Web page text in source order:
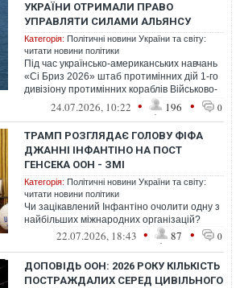
УКРАЇНИ ОТРИМАЛИ ПРАВО
УПРАВЛЯТИ СИЛАМИ АЛЬЯНСУ
Категорія: Політичні новини України та світу:
читати новини політики
Під час українсько-американських навчань
«Сі Бриз 2026» штаб протимінних дій 1-го
дивізіону протимінних кораблів Військово-
Морських Сил ЗС України усп...
24.07.2026, 10:22 • 196 • 0
ТРАМП РОЗГЛЯДАЄ ГОЛОВУ ФІФА
ДЖАННІ ІНФАНТІНО НА ПОСТ
ГЕНСЕКА ООН - ЗМІ
Категорія: Політичні новини України та світу:
читати новини політики
Чи зацікавлений Інфантіно очолити одну з
найбільших міжнародних організацій?
22.07.2026, 18:43 • 87 • 0
ДОПОВІДЬ ООН: 2026 РОКУ КІЛЬКІСТЬ
ПОСТРАЖДАЛИХ СЕРЕД ЦИВІЛЬНОГО